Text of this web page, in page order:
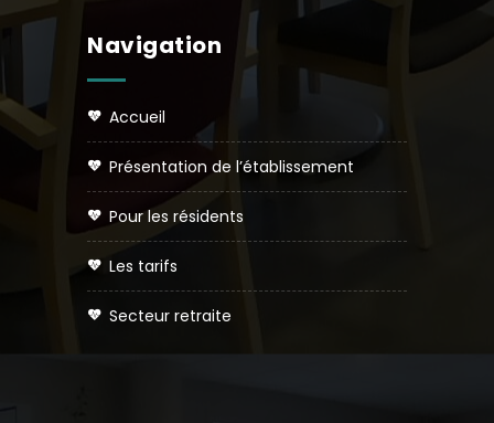
Navigation
accueil
présentation de l’établissement
pour les résidents
les tarifs
secteur retraite